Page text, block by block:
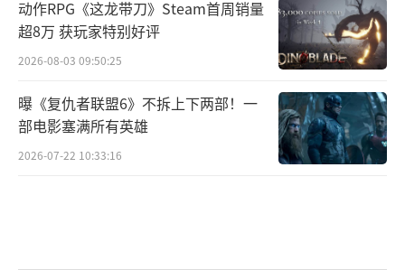
动作RPG《这龙带刀》Steam首周销量
超8万 获玩家特别好评
2026-08-03 09:50:25
曝《复仇者联盟6》不拆上下两部！一
部电影塞满所有英雄
2026-07-22 10:33:16